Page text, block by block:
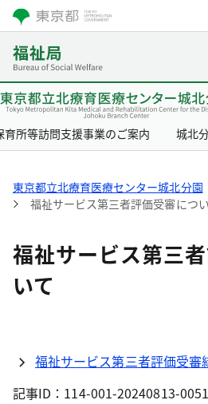
育所等訪問支援事業のご案内 城北
東京都立北療育医療センター城北分園
福祉サービス第三者評価受審につ
福祉サービス第三
いて
福祉サービス第三者評価受審
記事ID：114-001-20240813-